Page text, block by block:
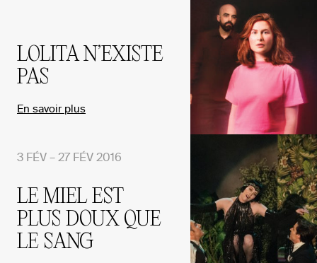
LOLITA N’EXISTE
PAS
En savoir plus
LE MIEL EST
PLUS DOUX QUE
LE SANG
3 FÉV – 27 FÉV 2016